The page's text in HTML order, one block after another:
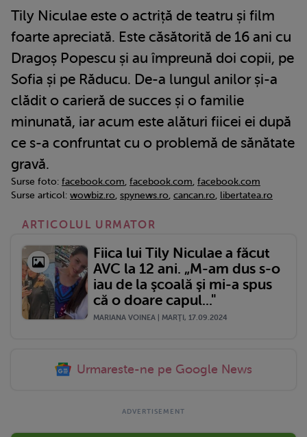
Tily Niculae este o actriță de teatru și film
foarte apreciată. Este căsătorită de 16 ani cu
Dragoș Popescu și au împreună doi copii, pe
Sofia și pe Răducu. De-a lungul anilor și-a
clădit o carieră de succes și o familie
minunată, iar acum este alături fiicei ei după
ce s-a confruntat cu o problemă de sănătate
gravă.
Surse foto: facebook.com facebook.com facebook.com
Surse articol: wowbiz.ro spynews.ro cancan.ro libertatea.ro
ARTICOLUL URMATOR
Fiica lui Tily Niculae a făcut
AVC la 12 ani. „M-am dus s-o
iau de la şcoală şi mi-a spus
că o doare capul..."
MARIANA VOINEA | MARŢI, 17.09.2024
Urmareste-ne pe Google News